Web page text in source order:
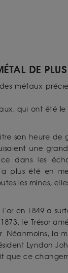
DE
des métaux
qui ont été le
son heure de
une
dans les
plus été en
les mines,
l’or en 1849 a
le Trésor
Néanmoins, la
Lyndon
que ce